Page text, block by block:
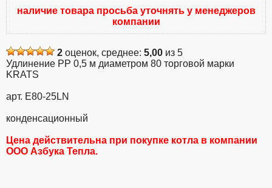
Удлинение
PP
0,5
Ø
80
т.м.
арт.
E80-
50LN
наличие товара просьба уточнять у менеджеров
компании
2 оценок, среднее: 5,00 из 5
Удлинение PP 0,5 м диаметром 80 торговой марки
KRATS
арт. E80-25LN
конденсационный
Цена действительна при покупке котла в компании
ООО Азбука Тепла.